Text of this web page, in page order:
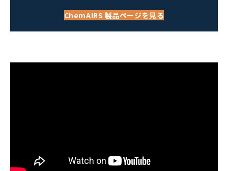
ChemAIRS 製品ページを見る